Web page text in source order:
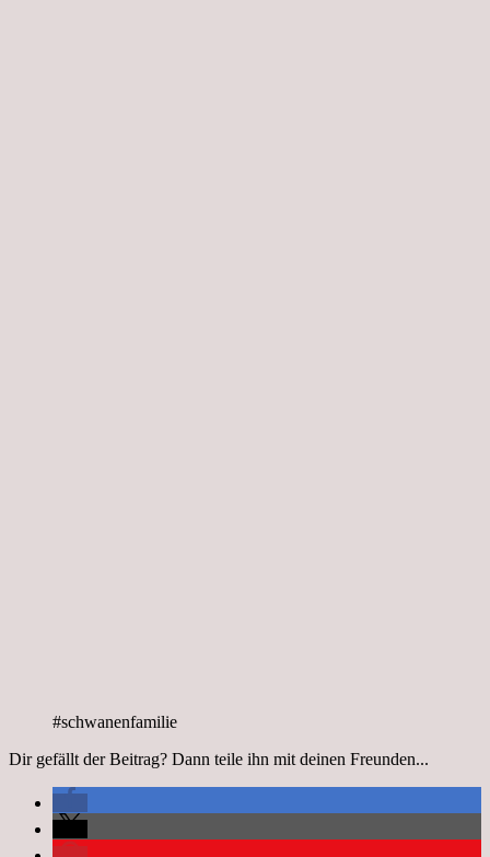
#schwanenfamilie
Dir gefällt der Beitrag? Dann teile ihn mit deinen Freunden...